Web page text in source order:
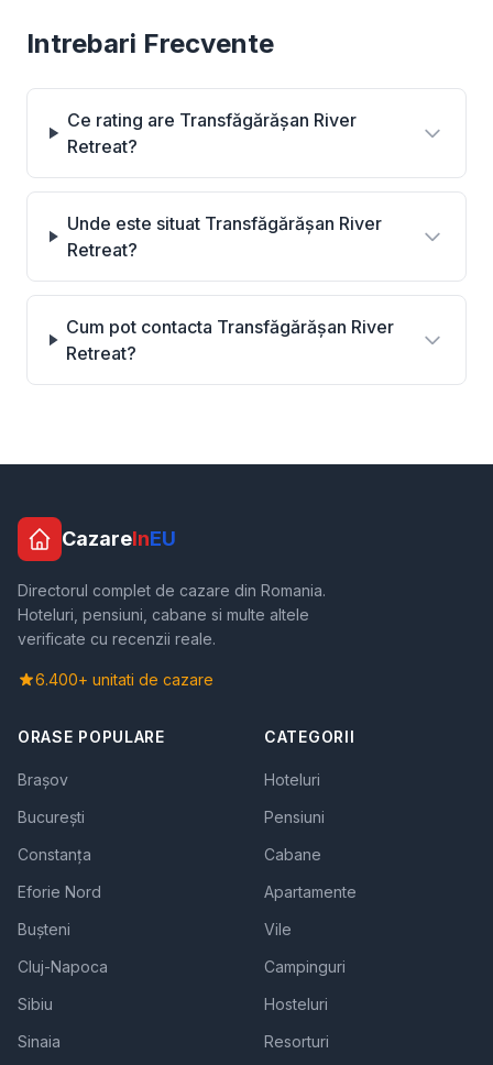
Intrebari Frecvente
Ce rating are Transfăgărășan River
Retreat?
Unde este situat Transfăgărășan River
Retreat?
Cum pot contacta Transfăgărășan River
Retreat?
CazareInEU
Directorul complet de cazare din Romania.
Hoteluri, pensiuni, cabane si multe altele
verificate cu recenzii reale.
6.400+ unitati de cazare
ORASE POPULARE
Brașov
București
Constanța
Eforie Nord
Bușteni
Cluj-Napoca
Sibiu
Sinaia
CATEGORII
Hoteluri
Pensiuni
Cabane
Apartamente
Vile
Campinguri
Hosteluri
Resorturi